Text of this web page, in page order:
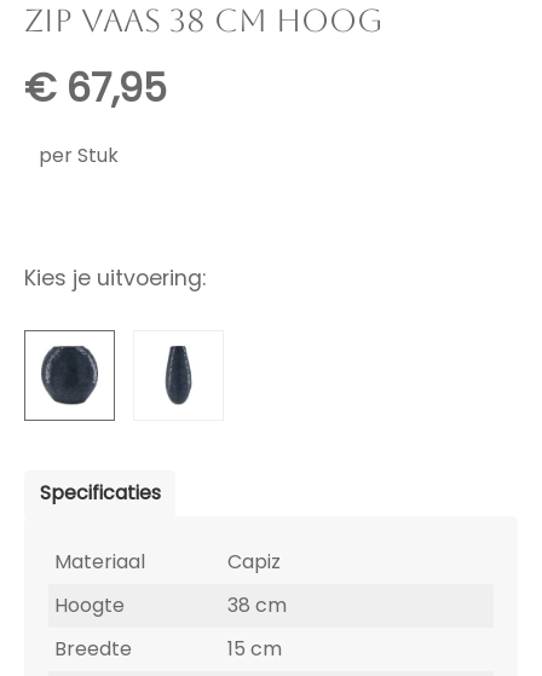
ZIP VAAS 38 CM HOOG
€ 67,95
per Stuk
Kies je uitvoering:
Specificaties
Materiaal
Capiz
Hoogte
38 cm
Breedte
15 cm